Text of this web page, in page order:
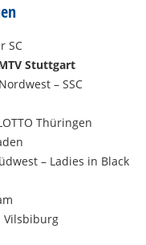
SC
Stuttgart
– SSC
Thüringen
– Ladies in Black
Vilsbiburg